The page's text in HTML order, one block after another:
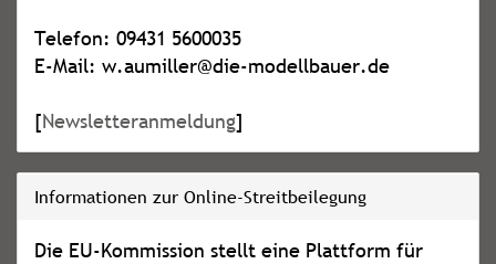
Telefon: 09431 5600035
E-Mail: w.aumiller@die-modellbauer.de
[Newsletteranmeldung]
Informationen zur Online-Streitbeilegung
Die EU-Kommission stellt eine Plattform für